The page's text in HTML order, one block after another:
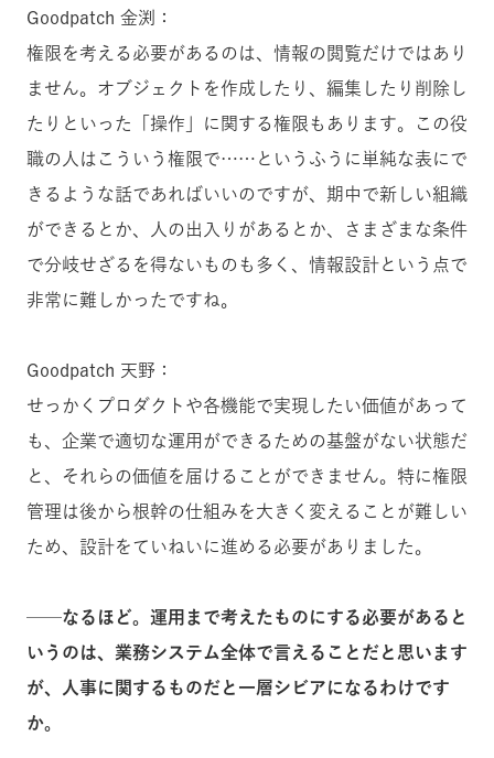
Goodpatch 金渕：
権限を考える必要があるのは、情報の閲覧だけではあり
ません。オブジェクトを作成したり、編集したり削除し
たりといった「操作」に関する権限もあります。この役
職の人はこういう権限で……というふうに単純な表にで
きるような話であればいいのですが、期中で新しい組織
ができるとか、人の出入りがあるとか、さまざまな条件
で分岐せざるを得ないものも多く、情報設計という点で
非常に難しかったですね。
Goodpatch 天野：
せっかくプロダクトや各機能で実現したい価値があって
も、企業で適切な運用ができるための基盤がない状態だ
と、それらの価値を届けることができません。特に権限
管理は後から根幹の仕組みを大きく変えることが難しい
ため、設計をていねいに進める必要がありました。
──なるほど。運用まで考えたものにする必要があると
いうのは、業務システム全体で言えることだと思います
が、人事に関するものだと一層シビアになるわけです
か。